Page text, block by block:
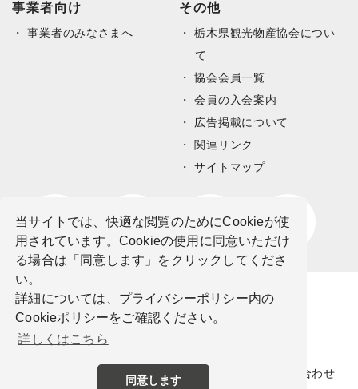
当サイトでは、快適な閲覧のためにCookieが使
用されています。Cookieの使用に同意いただけ
る場合は「同意します」をクリックしてくださ
い。
詳細については、プライバシーポリシー内の
Cookieポリシーをご確認ください。
詳しくはこちら
同意します
事業者向け
事業者のみなさまへ
その他
栃木県観光物産協会につい
て
協会会員一覧
会員の入会案内
広告掲載について
関連リンク
サイトマップ
プライバシーポリシー お問い合わせ